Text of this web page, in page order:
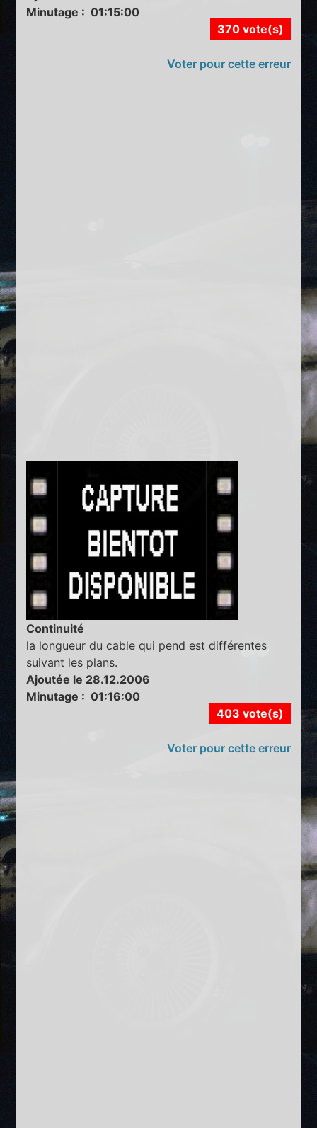
Minutage : 01:15:00
370 vote(s)
Voter pour cette erreur
Continuité
la longueur du cable qui pend est différentes
suivant les plans.
Ajoutée le 28.12.2006
Minutage : 01:16:00
403 vote(s)
Voter pour cette erreur